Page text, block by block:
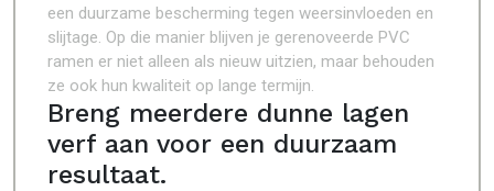
een duurzame bescherming tegen weersinvloeden en
slijtage. Op die manier blijven je gerenoveerde PVC
ramen er niet alleen als nieuw uitzien, maar behouden
ze ook hun kwaliteit op lange termijn.
Breng meerdere dunne lagen
verf aan voor een duurzaam
resultaat.